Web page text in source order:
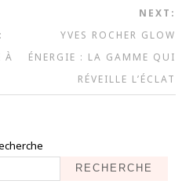
À
NEXT:
YVES ROCHER GLOW
ÉNERGIE : LA GAMME QUI
RÉVEILLE L’ÉCLAT
RECHERCHE